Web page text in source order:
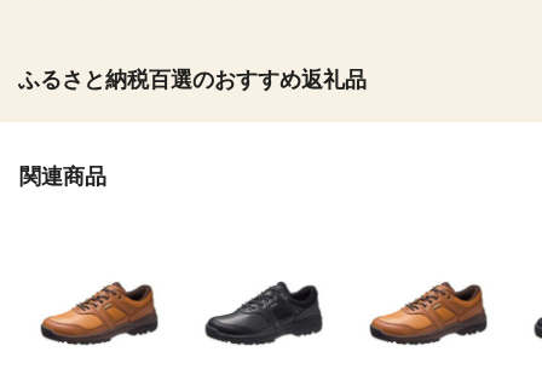
ふるさと納税百選のおすすめ返礼品
関連商品